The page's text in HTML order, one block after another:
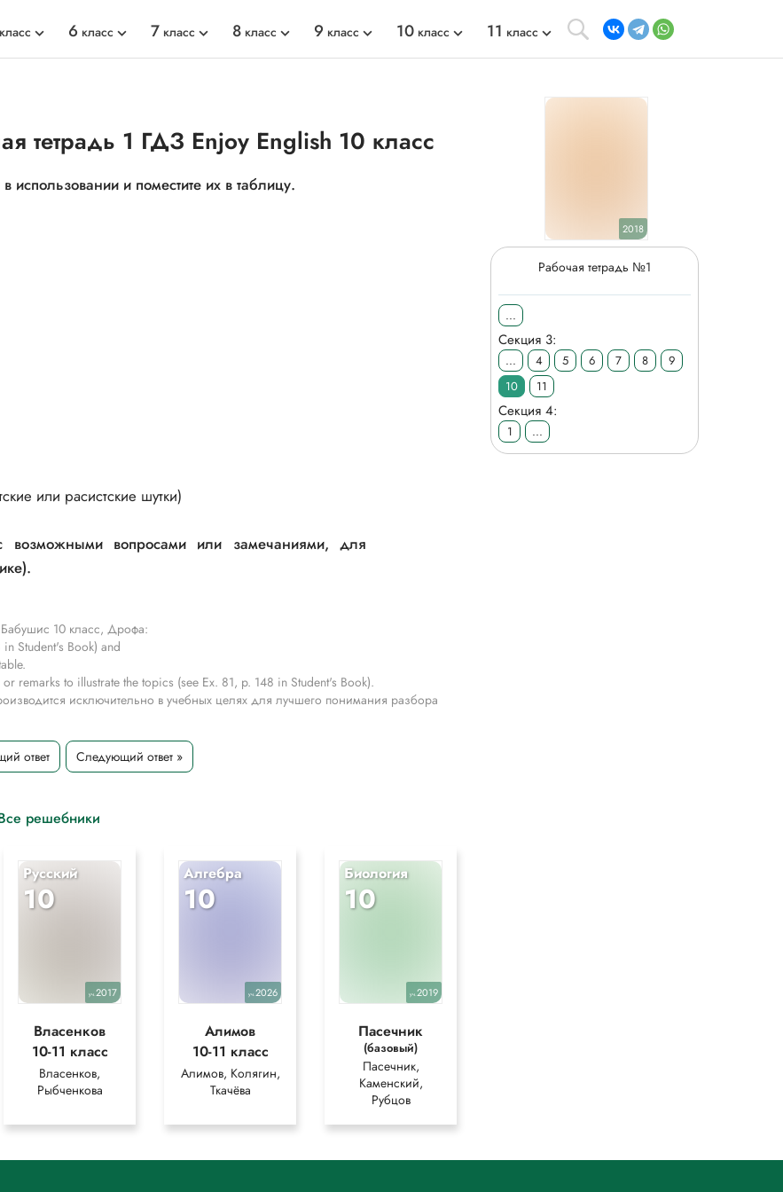
класс 6 класс 7 класс 8 класс 9 класс 10 класс 11 класс
тетрадь 1 ГДЗ Enjoy English 10 класс
и поместите их в таблицу.
или расистские шутки)
возможными вопросами или замечаниями, для
10 класс, Дрофа:
Student's Book) and
remarks to illustrate the topics (see Ex. 81, p. 148 in Student's Book).
исключительно в учебных целях для лучшего понимания разбора
ответ Следующий ответ »
решебники
Русский
10
уч.2017
Власенков
10-11 класс
Власенков,
Рыбченкова
Алгебра
10
уч.2026
Алимов
10-11 класс
Алимов, Колягин,
Ткачёва
Биология
10
уч.2019
Пасечник
(базовый)
Пасечник,
Каменский,
Рубцов
2018
Рабочая тетрадь №1
...
Секция 3:
... 4 5 6 7 8
9
10
11
Секция 4:
1 ...